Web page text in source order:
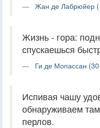
Жан де Лабрюйер
Жизнь - гора:
спускаешься
Ги де Мопассан
Испивая чашу
обнаруживаем
перлов.